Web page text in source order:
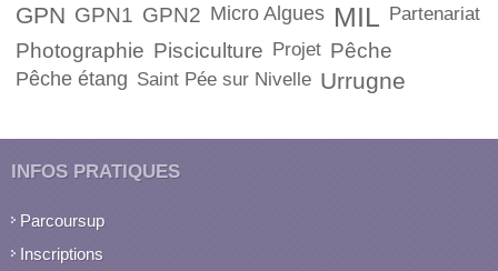
GPN GPN1 GPN2 Micro Algues MIL Partenariat
Photographie Pisciculture Projet Pêche
Pêche étang Saint Pée sur Nivelle Urrugne
INFOS PRATIQUES
Parcoursup
Inscriptions